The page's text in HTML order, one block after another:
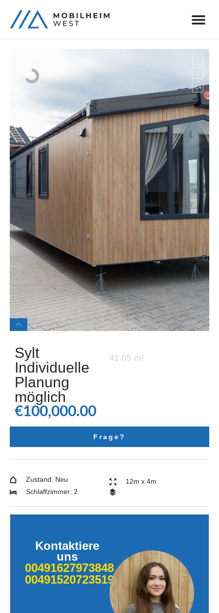
Sylt
Individuelle
Planung
möglich
€100,000.00
41.05 m²
Frage?
Zustand: Neu
Schlaffzimmer: 2
12m x 4m
Kontaktiere
uns
00491627973848
004915207235190